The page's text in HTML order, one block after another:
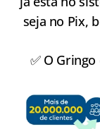
seja no Pix,
✅ O